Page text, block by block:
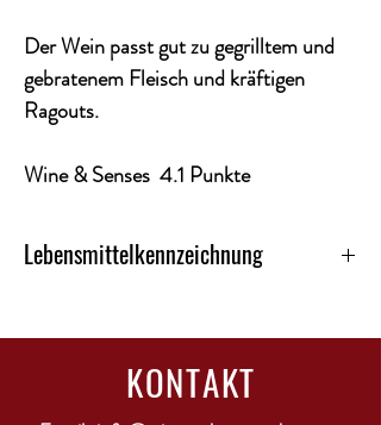
Der Wein passt gut zu gegrilltem und
gebratenem Fleisch und kräftigen
Ragouts.
Wine & Senses 4.1 Punkte
Lebensmittelkennzeichnung
Region: Barossa Valley
Ausbau: 16-monatige Reife im Holzfass
KONTAKT